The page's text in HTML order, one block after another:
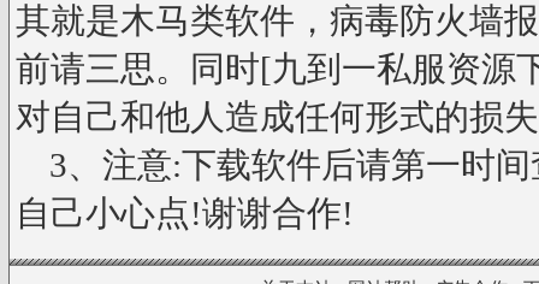
其就是木马类软件，病毒防火墙
前请三思。同时[九到一私服资源
对自己和他人造成任何形式的损
3、注意:下载软件后请第一时
自己小心点!谢谢合作!